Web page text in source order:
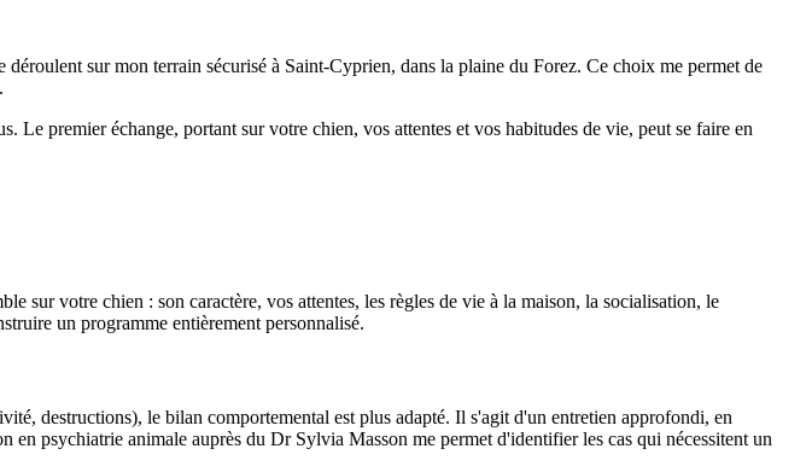
sur mon terrain sécurisé à Saint-Cyprien, dans la plaine du Forez. Ce choix me permet de
Le premier échange, portant sur votre chien, vos attentes et vos habitudes de vie, peut se faire en
sur votre chien : son caractère, vos attentes, les règles de vie à la maison, la socialisation, le
un programme entièrement personnalisé.
destructions), le bilan comportemental est plus adapté. Il s'agit d'un entretien approfondi, en
psychiatrie animale auprès du Dr Sylvia Masson me permet d'identifier les cas qui nécessitent un